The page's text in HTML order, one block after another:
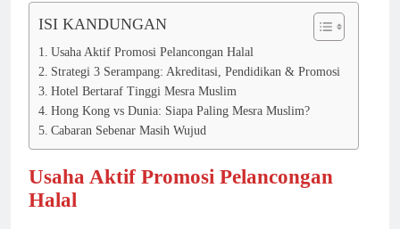
ISI KANDUNGAN
Usaha Aktif Promosi Pelancongan Halal
Strategi 3 Serampang: Akreditasi, Pendidikan & Promosi
Hotel Bertaraf Tinggi Mesra Muslim
Hong Kong vs Dunia: Siapa Paling Mesra Muslim?
Cabaran Sebenar Masih Wujud
Usaha Aktif Promosi Pelancongan
Halal